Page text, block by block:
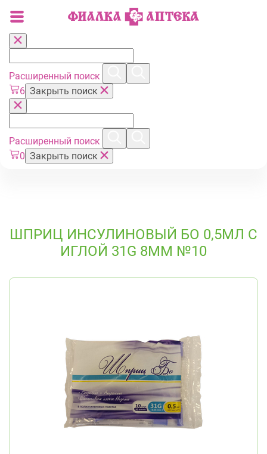
Расширенный поиск
6 Закрыть поиск
Расширенный поиск
0 Закрыть поиск
ШПРИЦ ИНСУЛИНОВЫЙ БО 0,5МЛ С
ИГЛОЙ 31G 8ММ №10